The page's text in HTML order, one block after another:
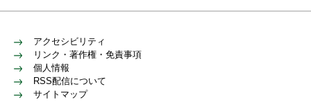
アクセシビリティ
リンク・著作権・免責事項
個人情報
RSS配信について
サイトマップ